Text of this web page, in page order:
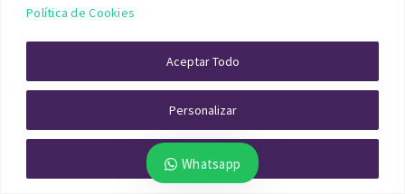
Política de Cookies
Personalizar
Rechazar Todo
Aceptar Todo
Activos inmobiliarios para
No todas las herencias corresponden a
particulares. En ocasiones, empresas heredan
inmuebles como parte de su patrimonio. En esos
Whatsapp